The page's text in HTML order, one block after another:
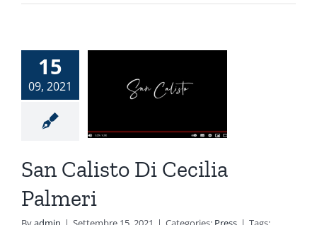
15
09, 2021
Calisto
San Calisto Di Cecilia
Palmeri